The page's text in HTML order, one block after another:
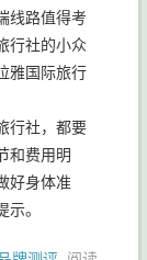
线路值得考
行社的小众
雅国际旅行
行社，都要
和费用明
好身体准
。